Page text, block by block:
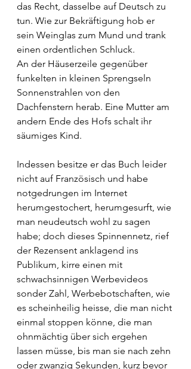
das Recht, dasselbe auf Deutsch zu
tun. Wie zur Bekräftigung hob er
sein Weinglas zum Mund und trank
einen ordentlichen Schluck.
An der Häuserzeile gegenüber
funkelten in kleinen Sprengseln
Sonnenstrahlen von den
Dachfenstern herab. Eine Mutter am
andern Ende des Hofs schalt ihr
säumiges Kind.
Indessen besitze er das Buch leider
nicht auf Französisch und habe
notgedrungen im Internet
herumgestochert, herumgesurft, wie
man neudeutsch wohl zu sagen
habe; doch dieses Spinnennetz, rief
der Rezensent anklagend ins
Publikum, kirre einen mit
schwachsinnigen Werbevideos
sonder Zahl, Werbebotschaften, wie
es scheinheilig heisse, die man nicht
einmal stoppen könne, die man
ohnmächtig über sich ergehen
lassen müsse, bis man sie nach zehn
oder zwanzig Sekunden, kurz bevor